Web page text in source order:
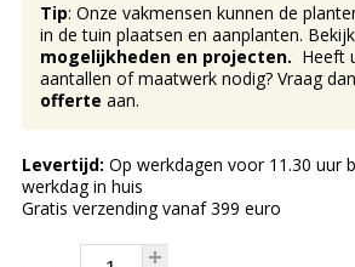
Tip: Onze vakmensen kunnen de
in de tuin plaatsen en aanplanten.
mogelijkheden en projecten. Heeft
aantallen of maatwerk nodig? Vraag
offerte aan.
Levertijd: Op werkdagen voor 11.30 uur
werkdag in huis
Gratis verzending vanaf 399 euro